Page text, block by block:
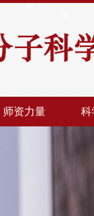
师资力量 科